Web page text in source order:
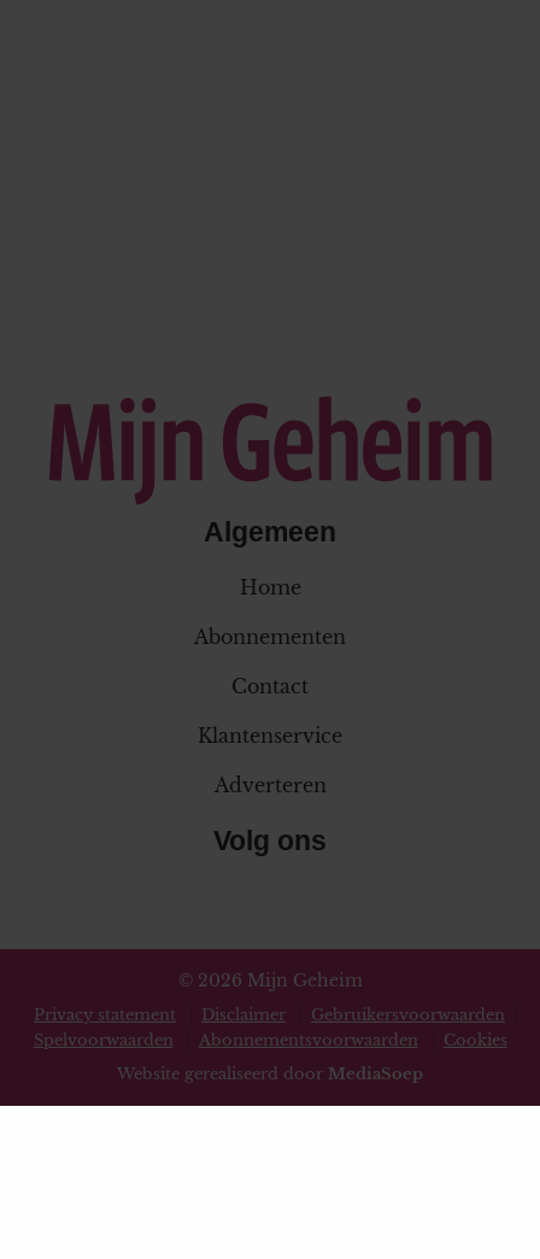
Algemeen
Home
Abonnementen
Contact
Klantenservice
Adverteren
Volg ons
© 2026 Mijn Geheim
Privacy statement Disclaimer
Gebruikersvoorwaarden
Spelvoorwaarden
Abonnementsvoorwaarden
Cookies
Website gerealiseerd door MediaSoep